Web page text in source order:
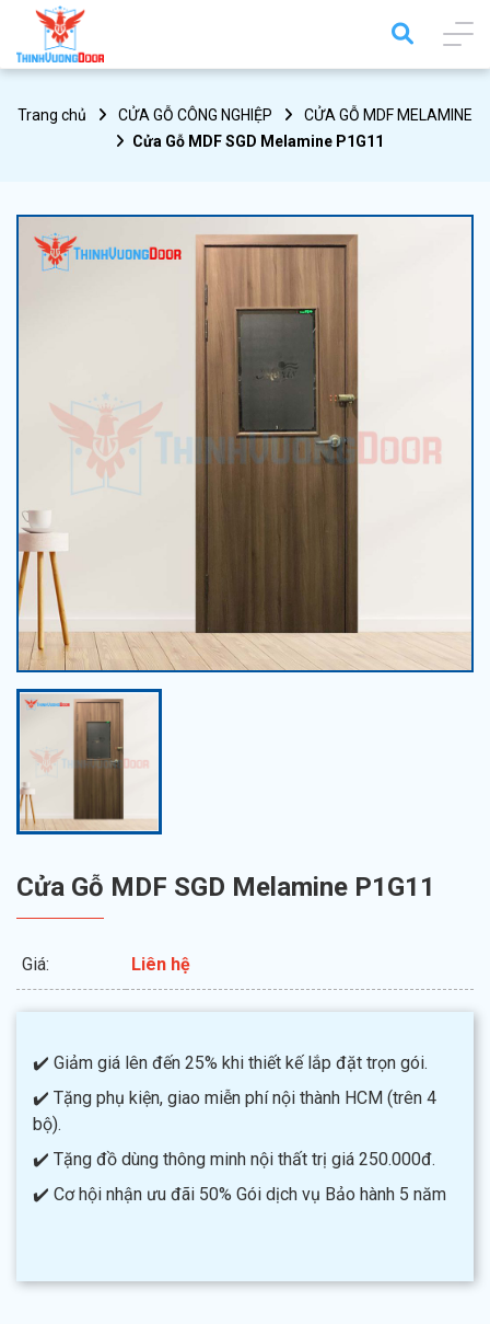
Trang chủ CỬA GỖ CÔNG NGHIỆP
CỬA GỖ MDF MELAMINE
Cửa Gỗ MDF SGD Melamine P1G11
Cửa Gỗ MDF SGD Melamine P1G11
Giá: Liên hệ
✔️ Giảm giá lên đến 25% khi thiết kế lắp đặt trọn gói.
✔️ Tặng phụ kiện, giao miễn phí nội thành HCM (trên 4
bộ).
✔️ Tặng đồ dùng thông minh nội thất trị giá 250.000đ.
✔️ Cơ hội nhận ưu đãi 50% Gói dịch vụ Bảo hành 5 năm